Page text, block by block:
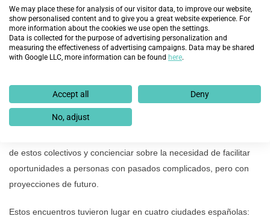
una empresa de servicios acerca de la necesidad y los beneficios
de ofrecer un trabajo a personas en riesgo de exclusión social y
personas con discapacidad.
En definitiva, una caravana de sensibilización a gestores de
negocio para acercarles la realidad de la exclusión, identificarles
de estos colectivos y concienciar sobre la necesidad de facilitar
oportunidades a personas con pasados complicados, pero con
proyecciones de futuro.
Estos encuentros tuvieron lugar en cuatro ciudades españolas:
We may place these for analysis of our visitor data, to improve our website,
show personalised content and to give you a great website experience. For
more information about the cookies we use open the settings.
Data is collected for the purpose of advertising personalization and
measuring the effectiveness of advertising campaigns. Data may be shared
with Google LLC, more information can be found here.
Accept all Deny
No, adjust